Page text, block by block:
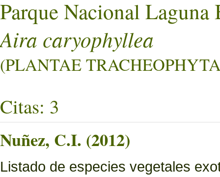
Parque Nacional Laguna
Aira caryophyllea
(PLANTAE
Citas: 3
Nuñez, C.I. (2012)
Listado de especies vegetales